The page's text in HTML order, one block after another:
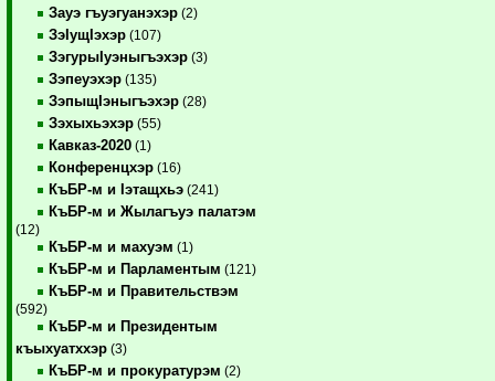
Зауэ гъуэгуанэхэр (2)
ЗэIущIэхэр (107)
ЗэгурыIуэныгъэхэр (3)
Зэпеуэхэр (135)
ЗэпыщIэныгъэхэр (28)
Зэхыхьэхэр (55)
Кавказ-2020 (1)
Конференцхэр (16)
КъБР-м и Iэтащхьэ (241)
КъБР-м и Жылагъуэ палатэм
(12)
КъБР-м и махуэм (1)
КъБР-м и Парламентым (121)
КъБР-м и Правительствэм
(592)
КъБР-м и Президентым
къыхуатххэр (3)
КъБР-м и прокуратурэм (2)